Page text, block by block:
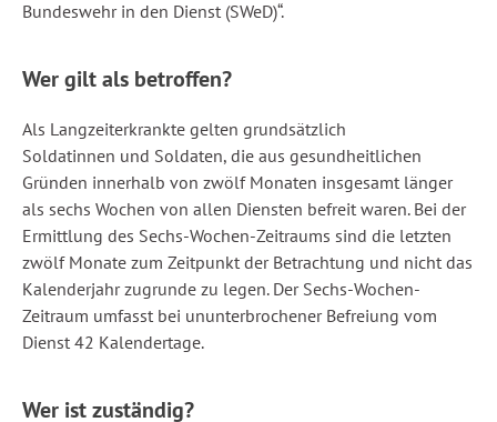
Bundeswehr in den Dienst (SWeD)“.
Wer gilt als betroffen?
Als Langzeiterkrankte gelten grundsätzlich
Soldatinnen und Soldaten, die aus gesundheitlichen
Gründen innerhalb von zwölf Monaten insgesamt länger
als sechs Wochen von allen Diensten befreit waren. Bei der
Ermittlung des Sechs-Wochen-Zeitraums sind die letzten
zwölf Monate zum Zeitpunkt der Betrachtung und nicht das
Kalenderjahr zugrunde zu legen. Der Sechs-Wochen-
Zeitraum umfasst bei ununterbrochener Befreiung vom
Dienst 42 Kalendertage.
Wer ist zuständig?